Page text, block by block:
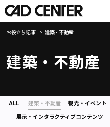
お役立ち記事 建築・不動産
建築・不動産
ALL 建築・不動産 観光・イベント
展示・インタラクティブコンテンツ